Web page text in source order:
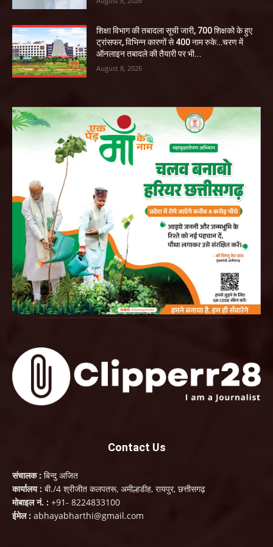
शिक्षा विभाग की तबादला सूची जारी, 700 शिक्षको के हुए
ट्रांसफर, विभिन्न कारणों से 400 नाम रुके…चरण में
ऑनलाइन तबादले की तैयारी पर भी...
August 8, 2026
Contact Us
संचालक : बिन्दु अजित
कार्यालय : बी./4 श्रीजीत कलपतरू, अमील्हडीह, रायपुर, छत्तीसगढ़
मोबाइल नं. : +91- 8224833100
ईमेल : abhayabharthi@gmail.com